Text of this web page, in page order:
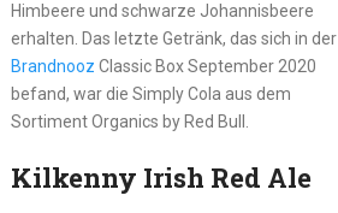
Himbeere und schwarze Johannisbeere
erhalten. Das letzte Getränk, das sich in der
Brandnooz Classic Box September 2020
befand, war die Simply Cola aus dem
Sortiment Organics by Red Bull.
Kilkenny Irish Red Ale